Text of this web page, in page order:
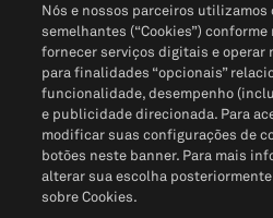
Política de PrivacidadePortal de
Não Venda Minhas Informações
Nós e nossos parceiros utilizamos
semelhantes (“Cookies”)
fornecer serviços digitais e operar
para finalidades “opcionais”
funcionalidade, desempenho
e publicidade direcionada. Para
modificar suas configurações de
botões neste banner. Para mais
alterar sua escolha
sobre Cookies.